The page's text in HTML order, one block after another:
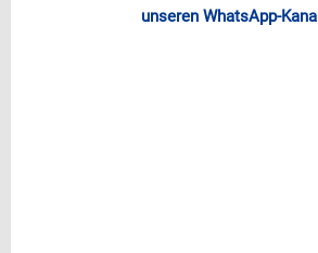
unseren WhatsApp-Kanal